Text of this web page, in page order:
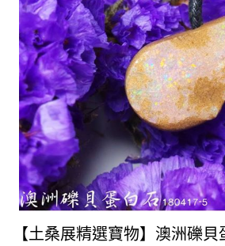
【土桑展精選寶物】澳洲礫